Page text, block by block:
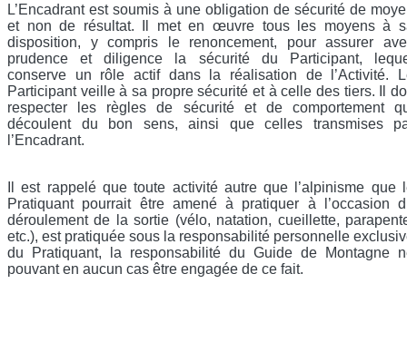
L’Encadrant est soumis à une obligation de sécurité de
et non de résultat. Il met en œuvre tous les moyens à
disposition, y compris le renoncement, pour assurer
prudence et diligence la sécurité du Participant,
conserve un rôle actif dans la réalisation de l’Activité.
Participant veille à sa propre sécurité et à celle des tiers. Il
respecter les règles de sécurité et de comportement
découlent du bon sens, ainsi que celles transmises
l’Encadrant.
Il est rappelé que toute activité autre que l’alpinisme que
Pratiquant pourrait être amené à pratiquer à l’occasion
déroulement de la sortie (vélo, natation, cueillette,
etc.), est pratiquée sous la responsabilité personnelle
du Pratiquant, la responsabilité du Guide de Montagne
pouvant en aucun cas être engagée de ce fait.